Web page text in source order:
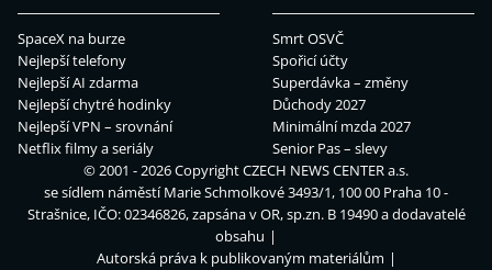
SpaceX na burze
Nejlepší telefony
Nejlepší AI zdarma
Nejlepší chytré hodinky
Nejlepší VPN – srovnání
Netflix filmy a seriály
Smrt OSVČ
Spořicí účty
Superdávka – změny
Důchody 2027
Minimální mzda 2027
Senior Pas – slevy
© 2001 - 2026 CopyrightCZECH NEWS CENTER a.s.
se sídlem náměstí Marie Schmolkové 3493/1, 100 00 Praha 10 -
Strašnice, IČO: 02346826, zapsána v OR, sp.zn. B 19490 a dodavatelé
obsahu
Autorská práva k publikovaným materiálům